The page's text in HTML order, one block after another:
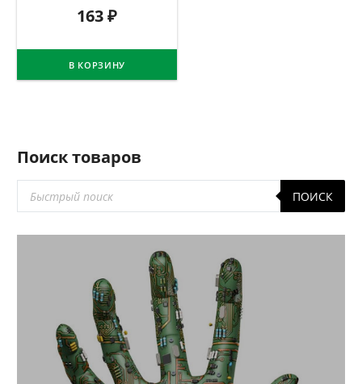
163₽
В КОРЗИНУ
Поиск товаров
товаров
ПОИСК